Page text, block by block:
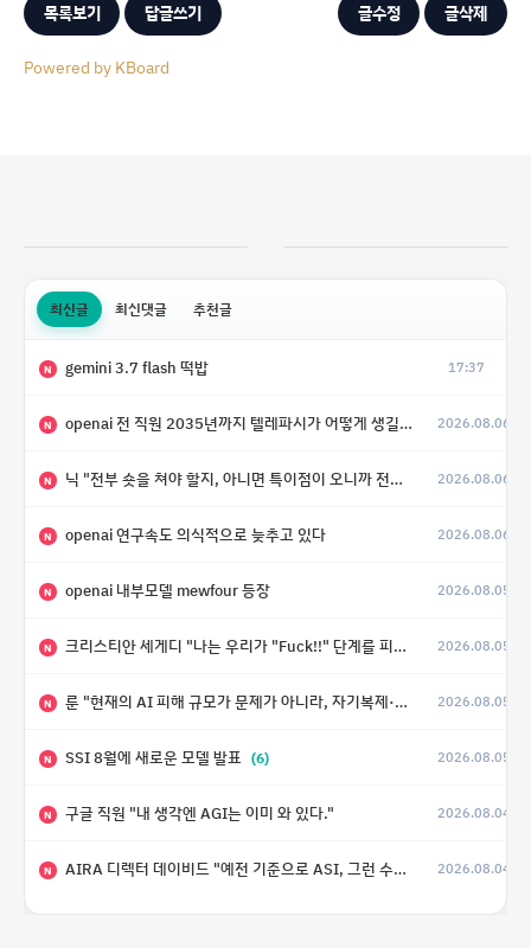
목록보기 답글쓰기 글수정 글삭제
Powered by KBoard
최신글 최신댓글 추천글
N gemini 3.7 flash 떡밥 17:37
N openai 전 직원 2035년까지 텔레파시가 어떻게 생길 수 있는지 2026.08.06
N 닉 "전부 숏을 쳐야 할지, 아니면 특이점이 오니까 전부 롱을 쳐야 할지 모르겠다.” 2026.08.06
N openai 연구속도 의식적으로 늦추고 있다 2026.08.06
N openai 내부모델 mewfour 등장 2026.08.05
N 크리스티안 세게디 "나는 우리가 "Fuck!!" 단계를 피할 수 있기를 바랄 뿐" 2026.08.05
N 룬 "현재의 AI 피해 규모가 문제가 아니라, 자기복제·탈출·확산이 가능한 지능형 시스템의 피해에는 이론적으로 상한이 없다는 것이 문제" 2026.08.05
N SSI 8월에 새로운 모델 발표 (6) 2026.08.05
N 구글 직원 "내 생각엔 AGI는 이미 와 있다." 2026.08.04
N AIRA 디렉터 데이비드 "예전 기준으로 ASI, 그런 수준은 바로 다음 분기에 온다" 2026.08.04